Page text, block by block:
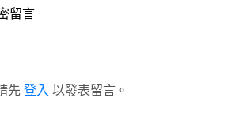
留言
先 登入 以發表留言。